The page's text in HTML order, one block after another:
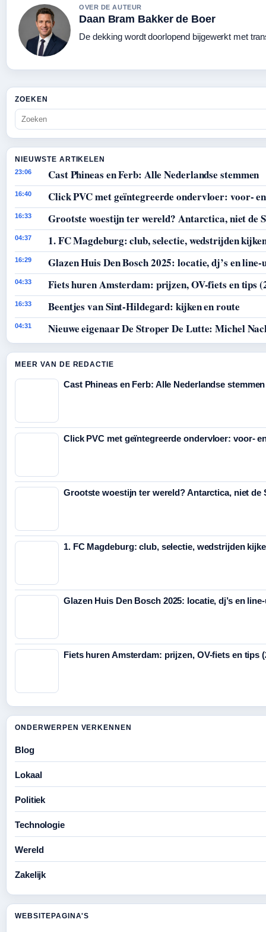
OVER DE AUTEUR
Daan Bram Bakker de Boer
De dekking wordt doorlopend bijgewerkt met
ZOEKEN
NIEUWSTE ARTIKELEN
23:06 Cast Phineas en Ferb: Alle Nederlandse stemmen
16:40 Click PVC met geïntegreerde ondervloer: voor-
16:33 Grootste woestijn ter wereld? Antarctica, niet de
04:37 1. FC Magdeburg: club, selectie, wedstrijden
16:29 Glazen Huis Den Bosch 2025: locatie, dj’s en line-
04:33 Fiets huren Amsterdam: prijzen, OV-fiets en tips
16:33 Beentjes van Sint-Hildegard: kijken en route
04:31 Nieuwe eigenaar De Stroper De Lutte: Michel
MEER VAN DE REDACTIE
Cast Phineas en Ferb: Alle Nederlandse stemmen
Click PVC met geïntegreerde ondervloer: voor-
Grootste woestijn ter wereld? Antarctica, niet de
1. FC Magdeburg: club, selectie, wedstrijden
Glazen Huis Den Bosch 2025: locatie, dj’s en
Fiets huren Amsterdam: prijzen, OV-fiets en tips
ONDERWERPEN VERKENNEN
Blog
Lokaal
Politiek
Technologie
Wereld
Zakelijk
WEBSITEPAGINA'S